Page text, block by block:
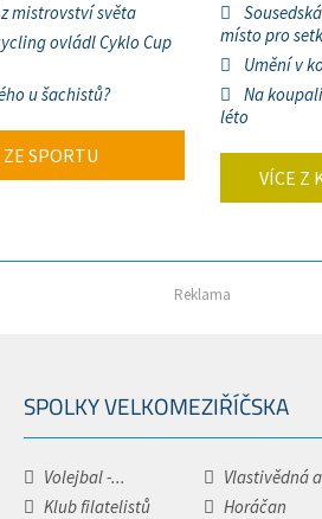
mistrovství světa
ovládl Cyklo Cup
u šachistů?
ZE SPORTU
místo pro
Umění v
Na
léto
VÍCE Z
Reklama
SPOLKY VELKOMEZIŘÍČSKA
Volejbal -...
Vlastivědná
Klub filatelistů
Horáčan